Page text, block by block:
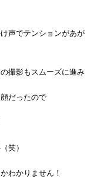
声でテンションがあが
撮影もスムーズに進み
だったので
笑）
わかりません！